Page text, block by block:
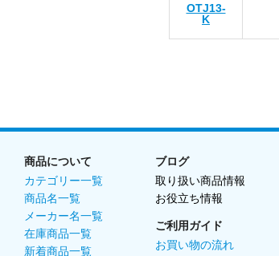
OTJ13-
K
商品について
カテゴリー一覧
商品名一覧
メーカー名一覧
在庫商品一覧
新着商品一覧
ブログ
取り扱い商品情報
お役立ち情報
ご利用ガイド
お買い物の流れ